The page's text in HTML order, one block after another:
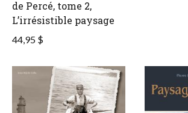
de Percé, tome 2,
L’irrésistible paysage
44,95 $